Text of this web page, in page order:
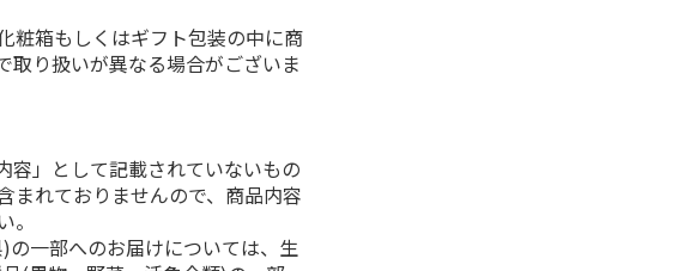
粧箱もしくはギフト包装の中に商
取り扱いが異なる場合がございま
」として記載されていないもの
まれておりませんので、商品内容
一部へのお届けについては、生